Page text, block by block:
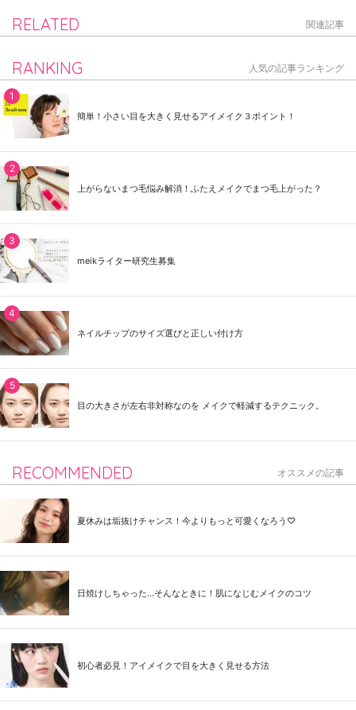
RELATED 関連記事
RANKING 人気の記事ランキング
簡単！小さい目を大きく見せるアイメイク３ポイント！
上がらないまつ毛悩み解消！ふたえメイクでまつ毛上がった？
meikライター研究生募集
ネイルチップのサイズ選びと正しい付け方
目の大きさが左右非対称なのを メイクで軽減するテクニック。
RECOMMENDED オススメの記事
夏休みは垢抜けチャンス！今よりもっと可愛くなろう♡
日焼けしちゃった...そんなときに！肌になじむメイクのコツ
初心者必見！アイメイクで目を大きく見せる方法